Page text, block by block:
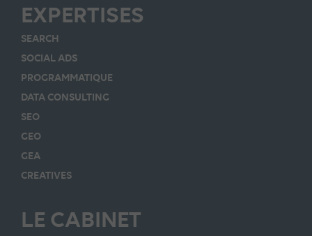
EXPERTISES
SEARCH
SOCIAL ADS
PROGRAMMATIQUE
DATA CONSULTING
SEO
GEO
GEA
CREATIVES
LE CABINET